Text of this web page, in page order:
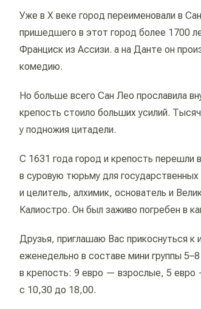
Уже в X веке город переименовали в
пришедшего в этот город более 1700
Франциск из Ассизи. а на Данте он
комедию.
Но больше всего Сан Лео прославила
крепость стоило больших усилий.
у подножия цитадели.
С 1631 года город и крепость перешли
в суровую тюрьму для
и целитель, алхимик, основатель и
Калиостро. Он был заживо погребен в
Друзья, приглашаю Вас прикоснуться
еженедельно в составе мини группы
в крепость: 9 евро — взрослые, 5
с 10,30 до 18,00.